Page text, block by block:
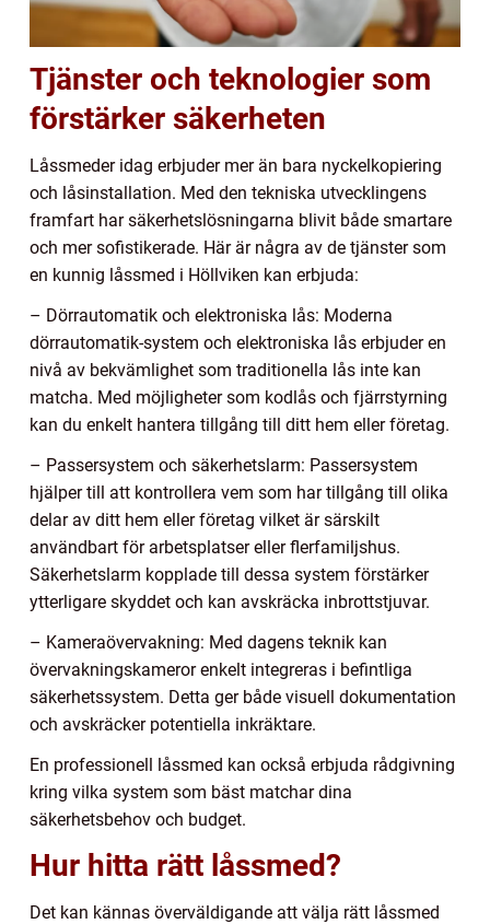
Tjänster och teknologier som
förstärker säkerheten
Låssmeder idag erbjuder mer än bara nyckelkopiering
och låsinstallation. Med den tekniska utvecklingens
framfart har säkerhetslösningarna blivit både smartare
och mer sofistikerade. Här är några av de tjänster som
en kunnig låssmed i Höllviken kan erbjuda:
– Dörrautomatik och elektroniska lås: Moderna
dörrautomatik-system och elektroniska lås erbjuder en
nivå av bekvämlighet som traditionella lås inte kan
matcha. Med möjligheter som kodlås och fjärrstyrning
kan du enkelt hantera tillgång till ditt hem eller företag.
– Passersystem och säkerhetslarm: Passersystem
hjälper till att kontrollera vem som har tillgång till olika
delar av ditt hem eller företag vilket är särskilt
användbart för arbetsplatser eller flerfamiljshus.
Säkerhetslarm kopplade till dessa system förstärker
ytterligare skyddet och kan avskräcka inbrottstjuvar.
– Kameraövervakning: Med dagens teknik kan
övervakningskameror enkelt integreras i befintliga
säkerhetssystem. Detta ger både visuell dokumentation
och avskräcker potentiella inkräktare.
En professionell låssmed kan också erbjuda rådgivning
kring vilka system som bäst matchar dina
säkerhetsbehov och budget.
Hur hitta rätt låssmed?
Det kan kännas överväldigande att välja rätt låssmed